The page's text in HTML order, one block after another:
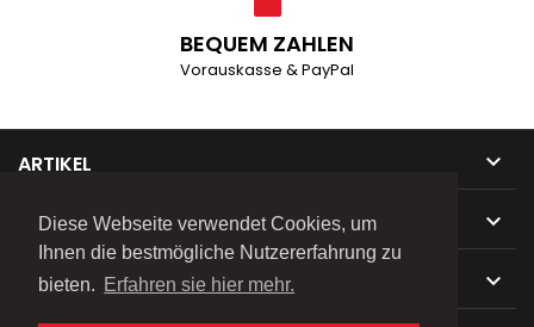
Diese Webseite verwendet Cookies, um
Ihnen die bestmögliche Nutzererfahrung zu
bieten. Erfahren sie hier mehr.
BEQUEM ZAHLEN
Vorauskasse & PayPal
ARTIKEL 
UNTERNEHMEN 
IHR KONTO 